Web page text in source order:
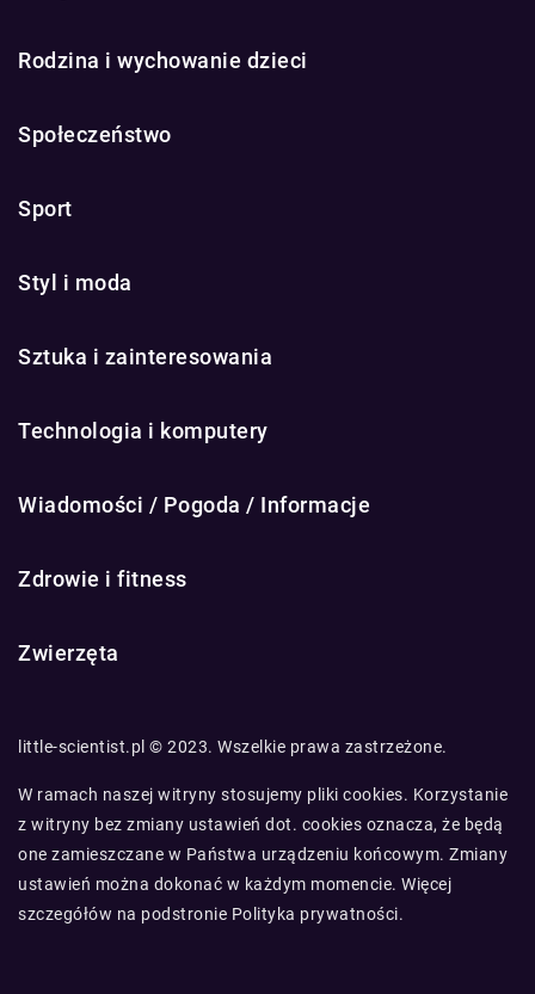
Rodzina i wychowanie dzieci
Społeczeństwo
Sport
Styl i moda
Sztuka i zainteresowania
Technologia i komputery
Wiadomości / Pogoda / Informacje
Zdrowie i fitness
Zwierzęta
little-scientist.pl © 2023. Wszelkie prawa zastrzeżone.
W ramach naszej witryny stosujemy pliki cookies. Korzystanie
z witryny bez zmiany ustawień dot. cookies oznacza, że będą
one zamieszczane w Państwa urządzeniu końcowym. Zmiany
ustawień można dokonać w każdym momencie. Więcej
szczegółów na podstronie Polityka prywatności.